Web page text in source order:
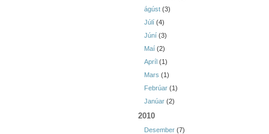
ágúst (3)
Júlí (4)
Júní (3)
Maí (2)
Apríl (1)
Mars (1)
Febrúar (1)
Janúar (2)
2010
Desember (7)